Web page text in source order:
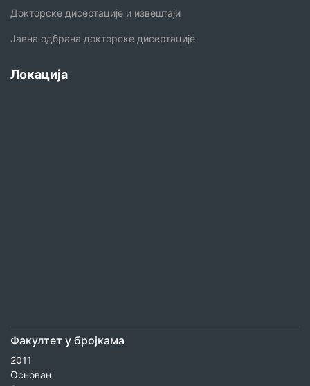
Докторске дисертације и извештаји
Јавна одбрана докторске дисертације
Локација
Факултет у бројкама
2011
Основан